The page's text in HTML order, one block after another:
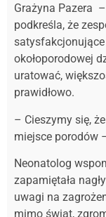
Grażyna Pazera
podkreśla, że
okołoporodowej
uratować,
prawidłowo.
– Cieszymy się,
miejsce porodów
Neonatolog
zapamiętała
uwagi na
mimo świąt,